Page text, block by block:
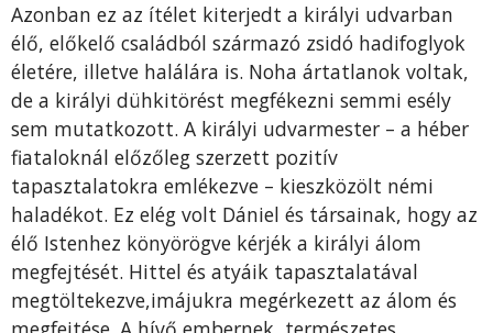
Azonban ez az ítélet kiterjedt a királyi udvarban
élő, előkelő családból származó zsidó hadifoglyok
életére, illetve halálára is. Noha ártatlanok voltak,
de a királyi dühkitörést megfékezni semmi esély
sem mutatkozott. A királyi udvarmester – a héber
fiataloknál előzőleg szerzett pozitív
tapasztalatokra emlékezve – kieszközölt némi
haladékot. Ez elég volt Dániel és társainak, hogy az
élő Istenhez könyörögve kérjék a királyi álom
megfejtését. Hittel és atyáik tapasztalatával
megtöltekezve,imájukra megérkezett az álom és